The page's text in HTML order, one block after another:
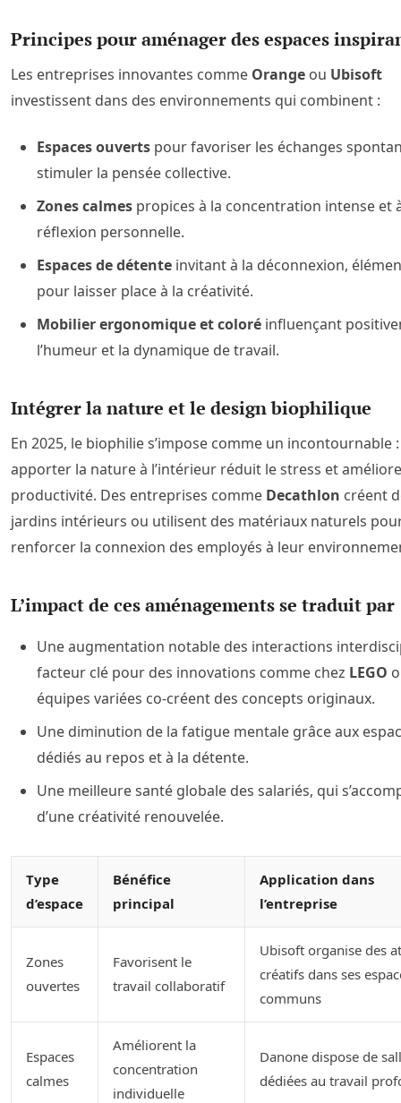
Principes pour aménager des espaces
Les entreprises innovantes comme Orange ou Ubisoft
investissent dans des environnements qui combinent :
Espaces ouvertspour favoriser les échanges
stimuler la pensée collective.
Zones calmespropices à la concentration intense et
réflexion personnelle.
Espaces de détenteinvitant à la déconnexion,
pour laisser place à la créativité.
Mobilier ergonomique et coloréinfluençant
l’humeur et la dynamique de travail.
Intégrer la nature et le design biophilique
En 2025, le biophilie s’impose comme un incontournable :
apporter la nature à l’intérieur réduit le stress et
productivité. Des entreprises comme Decathlon créent
jardins intérieurs ou utilisent des matériaux naturels
renforcer la connexion des employés à leur
L’impact de ces aménagements se traduit par
Une augmentation notable des interactions
facteur clé pour des innovations comme chez LEGO
équipes variées co-créent des concepts originaux.
Une diminution de la fatigue mentale grâce aux
dédiés au repos et à la détente.
Une meilleure santé globale des salariés, qui
d’une créativité renouvelée.
Type
d’espace
Bénéfice
principal
Application dans
l’entreprise
Zones
ouvertes
Favorisent le
travail collaboratif
Ubisoft organise des
créatifs dans ses
communs
Espaces
calmes
Améliorent la
concentration
individuelle
Danone dispose de
dédiées au travail